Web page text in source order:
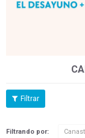
Filtrando por: